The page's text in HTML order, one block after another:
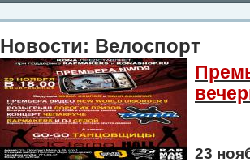
Новости: Велоспорт
23